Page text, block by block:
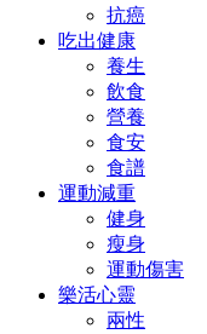
抗癌
吃出健康
養生
飲食
營養
食安
食譜
運動減重
健身
瘦身
運動傷害
樂活心靈
兩性